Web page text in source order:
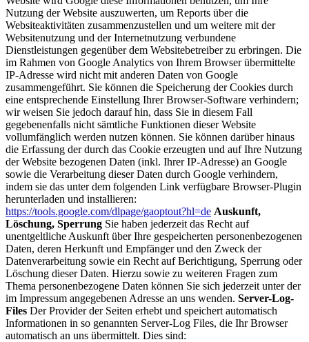
Nutzung der Website auszuwerten, um Reports über die
Websiteaktivitäten zusammenzustellen und um weitere mit der
Websitenutzung und der Internetnutzung verbundene
Dienstleistungen gegenüber dem Websitebetreiber zu erbringen. Die
im Rahmen von Google Analytics von Ihrem Browser übermittelte
IP-Adresse wird nicht mit anderen Daten von Google
zusammengeführt. Sie können die Speicherung der Cookies durch
eine entsprechende Einstellung Ihrer Browser-Software verhindern;
wir weisen Sie jedoch darauf hin, dass Sie in diesem Fall
gegebenenfalls nicht sämtliche Funktionen dieser Website
vollumfänglich werden nutzen können. Sie können darüber hinaus
die Erfassung der durch das Cookie erzeugten und auf Ihre Nutzung
der Website bezogenen Daten (inkl. Ihrer IP-Adresse) an Google
sowie die Verarbeitung dieser Daten durch Google verhindern,
indem sie das unter dem folgenden Link verfügbare Browser-Plugin
herunterladen und installieren:
https://tools.google.com/dlpage/gaoptout?hl=de Auskunft,
Löschung, Sperrung Sie haben jederzeit das Recht auf
unentgeltliche Auskunft über Ihre gespeicherten personenbezogenen
Daten, deren Herkunft und Empfänger und den Zweck der
Datenverarbeitung sowie ein Recht auf Berichtigung, Sperrung oder
Löschung dieser Daten. Hierzu sowie zu weiteren Fragen zum
Thema personenbezogene Daten können Sie sich jederzeit unter der
im Impressum angegebenen Adresse an uns wenden. Server-Log-
Files Der Provider der Seiten erhebt und speichert automatisch
Informationen in so genannten Server-Log Files, die Ihr Browser
automatisch an uns übermittelt. Dies sind: